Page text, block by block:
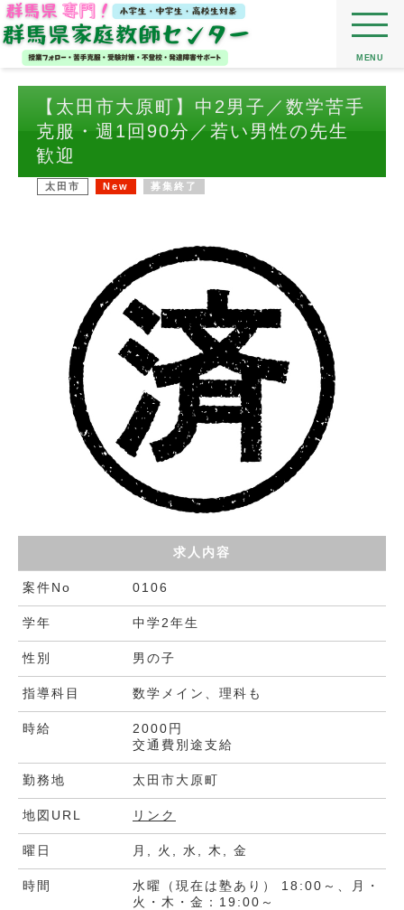
MENU
【太田市大原町】中2男子／数学苦手
克服・週1回90分／若い男性の先生
歓迎
太田市 New 募集終了
求人内容
案件No 0106
学年 中学2年生
性別 男の子
指導科目 数学メイン、理科も
時給
2000円
交通費別途支給
勤務地 太田市大原町
地図URL リンク
曜日 月, 火, 水, 木, 金
時間
水曜（現在は塾あり） 18:00～、月・
火・木・金：19:00～